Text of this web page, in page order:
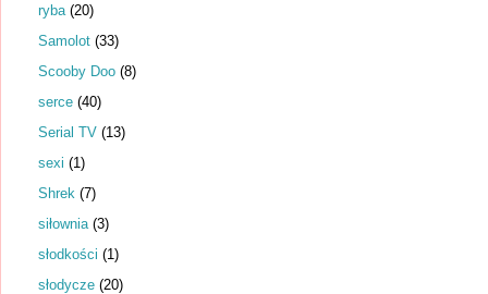
ryba (20)
Samolot (33)
Scooby Doo (8)
serce (40)
Serial TV (13)
sexi (1)
Shrek (7)
siłownia (3)
słodkości (1)
słodycze (20)